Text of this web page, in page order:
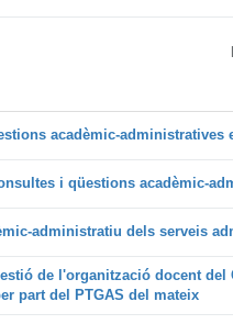
acadèmic-administratives
i qüestions acadèmic-
administratiu dels serveis
de l'organització docent del
part del PTGAS del mateix